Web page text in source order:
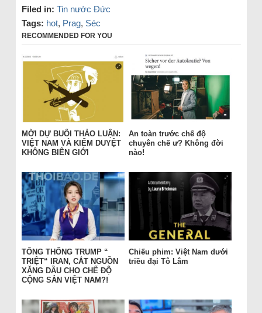
Filed in: Tin nước Đức
Tags: hot, Prag, Séc
RECOMMENDED FOR YOU
MỜI DỰ BUỔI THẢO LUẬN:
VIỆT NAM VÀ KIỂM DUYỆT
KHÔNG BIÊN GIỚI
An toàn trước chế độ
chuyên chế ư? Không đời
nào!
TỔNG THỐNG TRUMP “
TRIỆT“ IRAN, CẮT NGUỒN
XĂNG DẦU CHO CHẾ ĐỘ
CỘNG SẢN VIỆT NAM?!
Chiếu phim: Việt Nam dưới
triều đại Tô Lâm